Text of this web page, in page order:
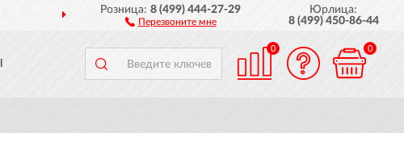
ДОСТАВИМ ПО ВСЕЙ РОССИИ
Розница:8 (499) 444-27-29
Перезвоните мне
Юрлица:
8 (499) 450-86-44
0 0